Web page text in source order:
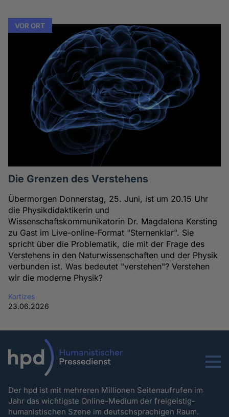
VOR ORT
Die Grenzen des Verstehens
Übermorgen Donnerstag, 25. Juni, ist um 20.15 Uhr
die Physikdidaktikerin und
Wissenschaftskommunikatorin Dr. Magdalena Kersting
zu Gast im Live-online-Format "Sternenklar". Sie
spricht über die Problematik, die mit der Frage des
Verstehens in den Naturwissenschaften und der Physik
verbunden ist. Was bedeutet "verstehen"? Verstehen
wir die moderne Physik?
Kortizes
23.06.2026
Menu
Der hpd ist mit mehreren Millionen Seitenaufrufen im
Jahr das wichtigste Online-Medium der freigeistig-
humanistischen Szene im deutschsprachigen Raum.